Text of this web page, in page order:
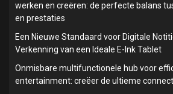
werken en creëren: de perfecte balans
en prestaties
Een Nieuwe Standaard voor Digitale
Verkenning van een Ideale E-Ink Tablet
Onmisbare multifunctionele hub voor
entertainment: creëer de ultieme